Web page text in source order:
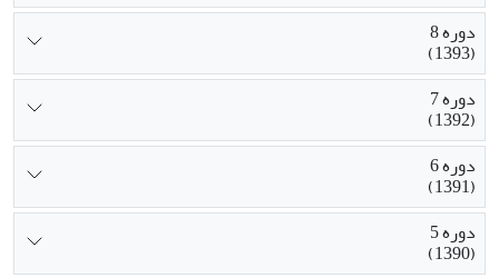
دوره 8
(1393)
دوره 7
(1392)
دوره 6
(1391)
دوره 5
(1390)